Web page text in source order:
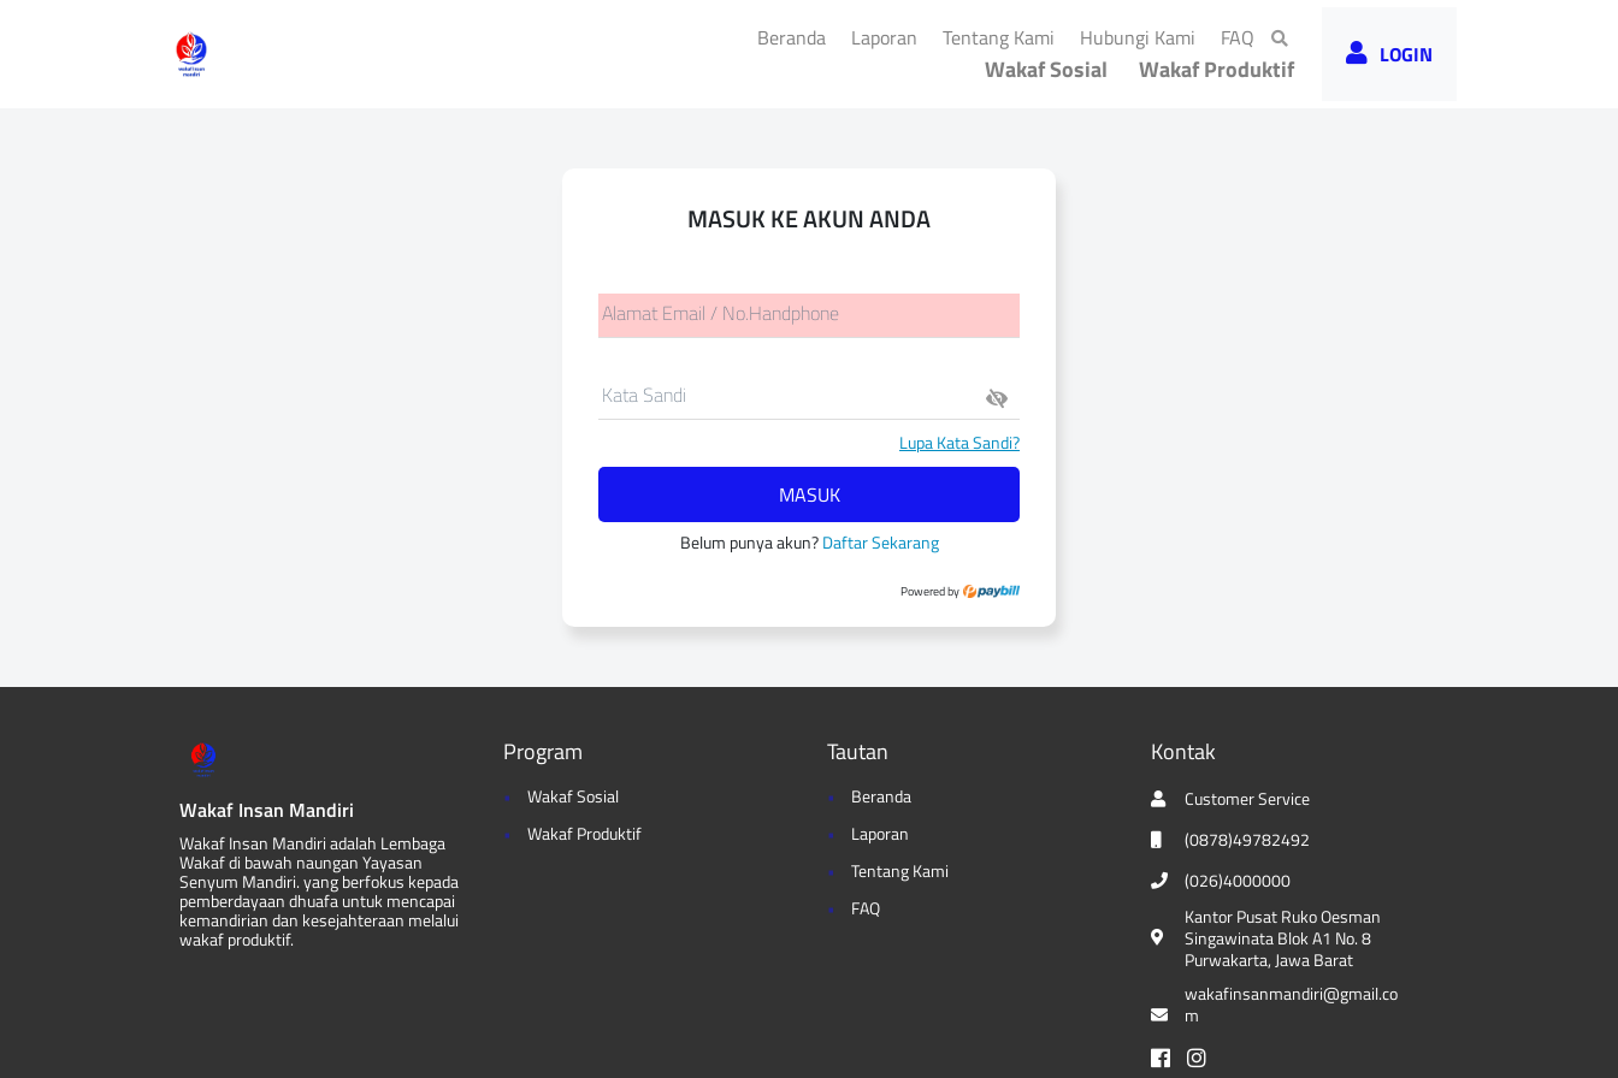
Beranda(current)
Laporan(current)
Tentang Kami(current)
Hubungi Kami(current)
FAQ(current)
Wakaf Sosial Wakaf Produktif LOGIN
MASUK KE AKUN ANDA
Alamat Email / No.Handphone
Kata Sandi
Lupa Kata Sandi?
MASUK
Belum punya akun?Daftar Sekarang
Powered by
Wakaf Insan Mandiri
Wakaf Insan Mandiri adalah Lembaga
Wakaf di bawah naungan Yayasan
Senyum Mandiri. yang berfokus kepada
pemberdayaan dhuafa untuk mencapai
kemandirian dan kesejahteraan melalui
wakaf produktif.
Program
Wakaf Sosial
Wakaf Produktif
Tautan
Beranda
Laporan
Tentang Kami
FAQ
Kontak
Customer Service
(0878)49782492
(026)4000000
Kantor Pusat Ruko Oesman
Singawinata Blok A1 No. 8
Purwakarta, Jawa Barat
wakafinsanmandiri@gmail.co
m